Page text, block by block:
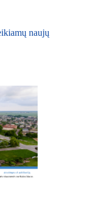
naujų